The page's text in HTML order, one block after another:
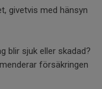
givetvis med hänsyn
blir sjuk eller skadad?
försäkringen